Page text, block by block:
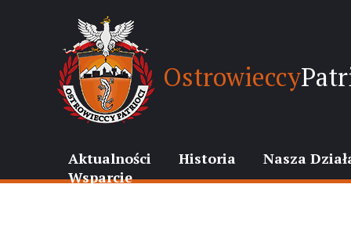
Ostrowieccy
Aktualności Historia
Nasza
Wsparcie